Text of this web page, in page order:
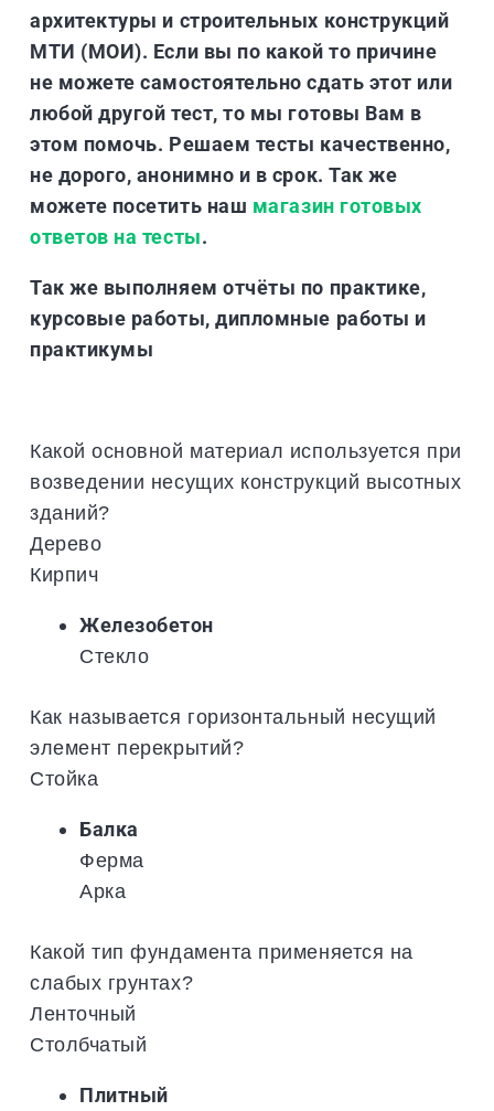
архитектуры и строительных конструкций
МТИ (МОИ). Если вы по какой то причине
не можете самостоятельно сдать этот или
любой другой тест, то мы готовы Вам в
этом помочь. Решаем тесты качественно,
не дорого, анонимно и в срок. Так же
можете посетить наш магазин готовых
ответов на тесты.
Так же выполняем отчёты по практике,
курсовые работы, дипломные работы и
практикумы
Какой основной материал используется при
возведении несущих конструкций высотных
зданий?
Дерево
Кирпич
Железобетон
Стекло
Как называется горизонтальный несущий
элемент перекрытий?
Стойка
Балка
Ферма
Арка
Какой тип фундамента применяется на
слабых грунтах?
Ленточный
Столбчатый
Плитный